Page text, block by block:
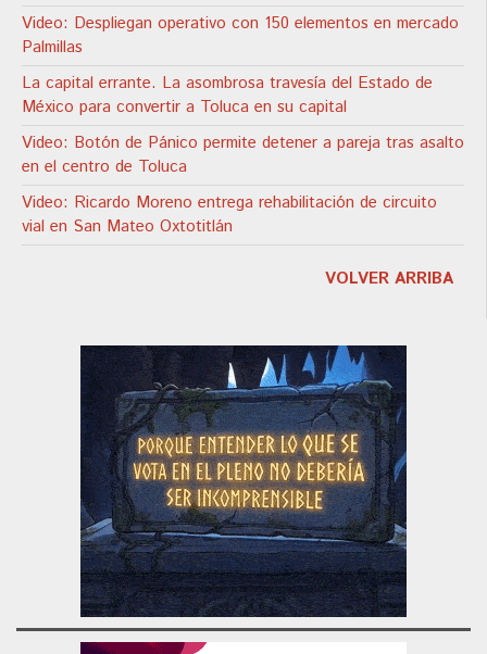
Video: Despliegan operativo con 150 elementos en mercado
Palmillas
La capital errante. La asombrosa travesía del Estado de
México para convertir a Toluca en su capital
Video: Botón de Pánico permite detener a pareja tras asalto
en el centro de Toluca
Video: Ricardo Moreno entrega rehabilitación de circuito
vial en San Mateo Oxtotitlán
VOLVER ARRIBA